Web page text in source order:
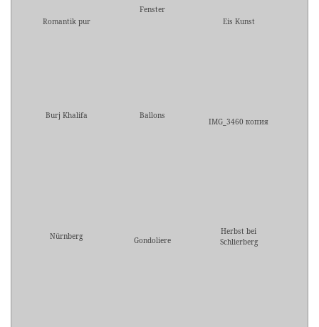
Romantik pur
Fenster
Eis Kunst
Burj Khalifa Ballons
IMG_3460 копия
Nürnberg Gondoliere
Herbst bei
Schlierberg